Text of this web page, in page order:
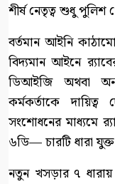
শীর্ষ নেতৃত্ব শুধু পুলিশ
বর্তমান আইনি
বিদ্যমান আইনে
ডিআইজি অথবা
কর্মকর্তাকে
সংশোধনের মাধ্যমে
৬ডি— চারটি ধারা
নতুন খসড়ার ৭